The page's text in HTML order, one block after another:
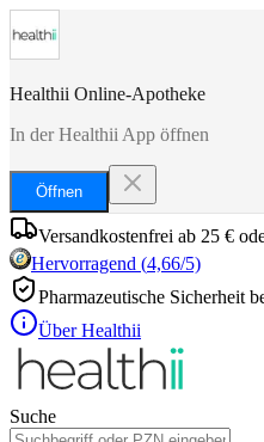
Healthii Online-Apotheke
In der Healthii App öffnen
Öffnen
Versandkostenfrei ab 25 €
Hervorragend (4,66/5)
Pharmazeutische Sicherheit
Über Healthii
Suche